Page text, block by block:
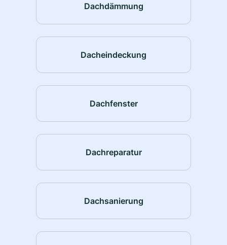
Dachdämmung
Dacheindeckung
Dachfenster
Dachreparatur
Dachsanierung